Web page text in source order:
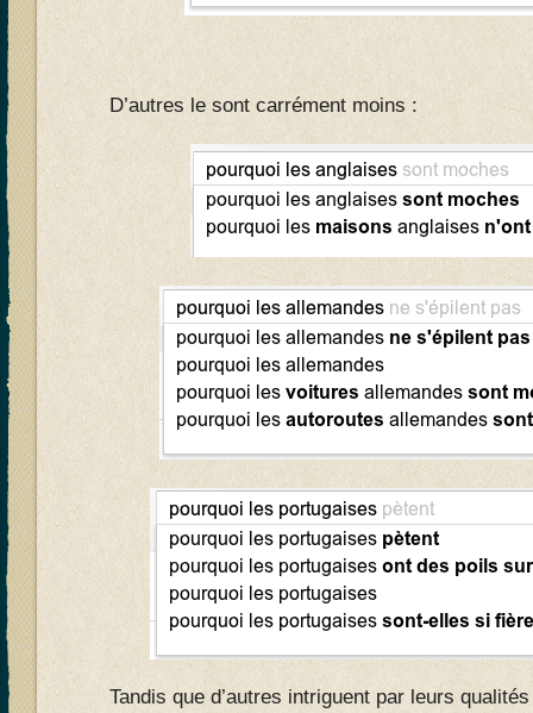
D’autres le sont carrément moins :
Tandis que d’autres intriguent par leurs